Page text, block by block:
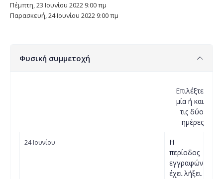
Πέμπτη, 23 Ιουνίου 2022 9:00 πμ
Παρασκευή, 24Ιουνίου 2022 9:00 πμ
Φυσική συμμετοχή
Επιλέξτε
μία ή και
τις δύο
ημέρες
24 Ιουνίου
Η
περίοδος
εγγραφών
έχει λήξει.